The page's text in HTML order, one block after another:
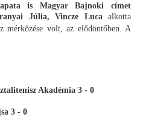
is Magyar Bajnoki címet
Júlia, Vincze Lucaalkotta
mérkőzése volt, az elődöntőben. A
Akadémia 3 - 0
3 - 0